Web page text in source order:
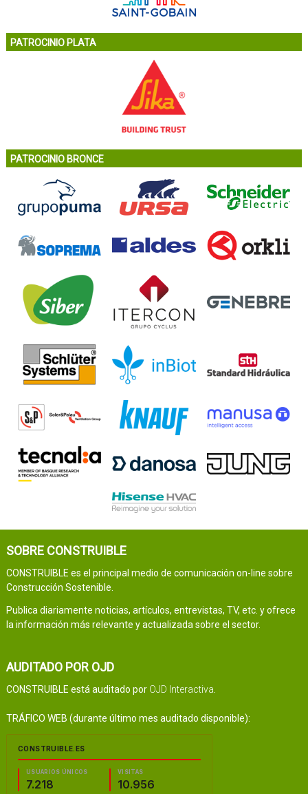
PATROCINIO PLATA
PATROCINIO BRONCE
SOBRE CONSTRUIBLE
CONSTRUIBLE es el principal medio de comunicación on-line sobre
Construcción Sostenible.
Publica diariamente noticias, artículos, entrevistas, TV, etc. y ofrece
la información más relevante y actualizada sobre el sector.
AUDITADO POR OJD
CONSTRUIBLE está auditado por OJD Interactiva
TRÁFICO WEB (durante último mes auditado disponible):